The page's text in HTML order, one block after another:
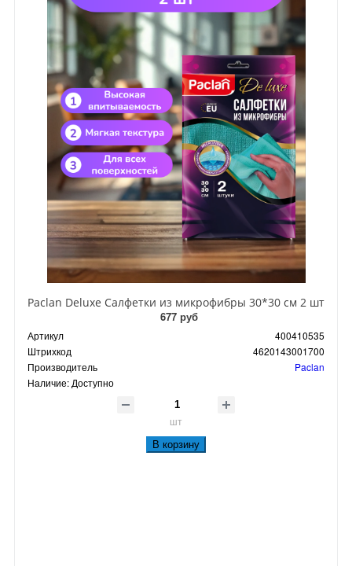
Paclan Deluxe Салфетки из микрофибры 30*30 см 2 шт
677 руб
Артикул
400410535
Штрихкод
4620143001700
Производитель
Paclan
Наличие: Доступно
шт
В корзину